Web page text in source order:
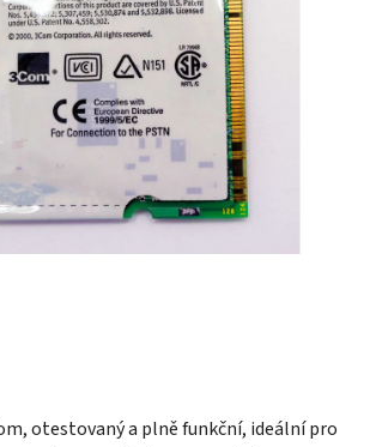
otestovaný a plně funkční, ideální pro